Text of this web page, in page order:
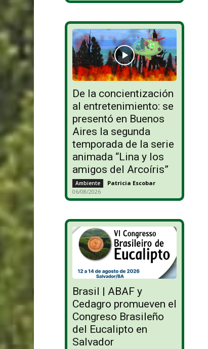
De la concientización
al entretenimiento: se
presentó en Buenos
Aires la segunda
temporada de la serie
animada “Lina y los
amigos del Arcoíris”
Ambiente Patricia Escobar -
06/08/2026
Brasil | ABAF y
Cedagro promueven el
Congreso Brasileño
del Eucalipto en
Salvador